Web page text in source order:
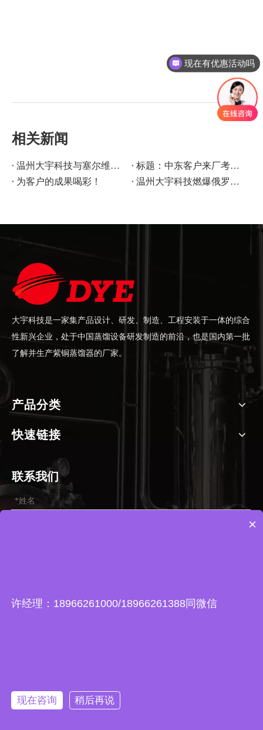
相关新闻
温州大宇科技与塞尔维亚代表团签署销售代表授权协议 共拓国际市场
标题：中东客户来厂考察！温州大宇科技以精馏实力，种下合作“希望种子”
为客户的成果喝彩！
温州大宇科技燃爆俄罗斯化工展！人气爆棚，合影见证国际关注！
大宇科技是一家集产品设计、研发、制造、工程安装于一体的综合
性新兴企业，处于中国蒸馏设备研发制造的前沿，也是国内第一批
了解并生产紫铜蒸馏器的厂家。
产品分类
快速链接
联系我们
版权所有 ©2026温州大宇科技有限公司
现在有优惠活动吗
是否支持定制？
×
许经理：18966261000/18966261388同微信
现在咨询 稍后再说